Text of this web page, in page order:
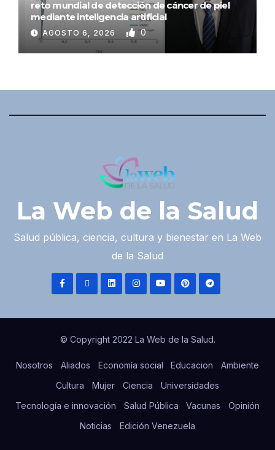
reto mundial de detección de cáncer de piel
mediante inteligencia artificial
AGOSTO 6, 2026 0
La Web de la Salud
Salud pública, ciencia, cultura y bienestar en La Web
de la Salud
© Copyright 2022 La Web de la Salud.
Nosotros Aliados Economía social Educacion
Ambiente
Cultura
Mujer Ciencia
Universidades
Tecnología e innovación
Salud Pública Vacunas
Opinión
Noticias
Edición Venezuela